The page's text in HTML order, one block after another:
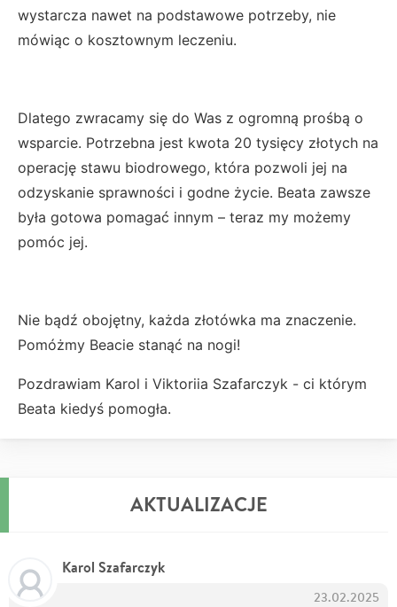
wystarcza nawet na podstawowe potrzeby, nie
mówiąc o kosztownym leczeniu.
Dlatego zwracamy się do Was z ogromną prośbą o
wsparcie. Potrzebna jest kwota 20 tysięcy złotych na
operację stawu biodrowego, która pozwoli jej na
odzyskanie sprawności i godne życie. Beata zawsze
była gotowa pomagać innym – teraz my możemy
pomóc jej.
Nie bądź obojętny, każda złotówka ma znaczenie.
Pomóżmy Beacie stanąć na nogi!
Pozdrawiam Karol i Viktoriia Szafarczyk - ci którym
Beata kiedyś pomogła.
AKTUALIZACJE
Karol Szafarczyk
23.02.2025